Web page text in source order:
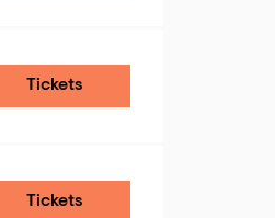
Tickets
Tickets